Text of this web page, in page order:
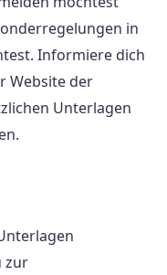
in
Informiere dich
Website der
Unterlagen
zur